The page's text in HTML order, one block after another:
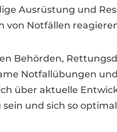
Ausrüstung und
von Notfällen
Behörden,
Notfallübungen
über aktuelle
und sich so